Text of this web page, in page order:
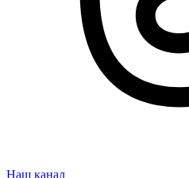
Наш канал